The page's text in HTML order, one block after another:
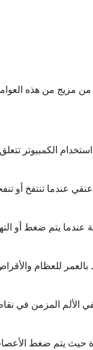
استخدام الكمبيوتر
عندما تنتفخ أو
عندما يتم ضغط
بالعمر للعظام
الألم المزمن في
حيث يتم ضغط